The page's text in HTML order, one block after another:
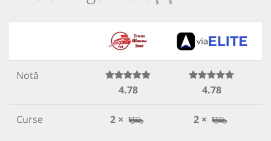
Notă
4.78
4.78
Curse 2 × 2 ×